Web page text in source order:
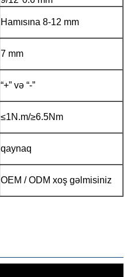
Hamısına 8-12 mm
7 mm
“+” və “-”
≤1N.m/≥6.5Nm
qaynaq
OEM / ODM xoş gəlmisiniz